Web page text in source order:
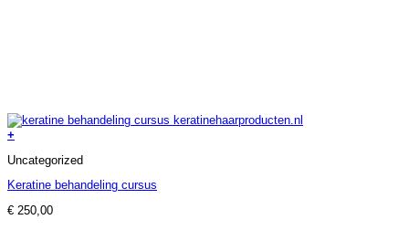
+
product
meerdere
Deze
Uncategorized
Keratine behandeling cursus
€ 250,00